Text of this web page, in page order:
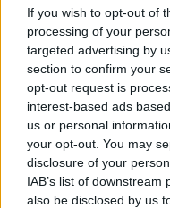
If you wish to opt-out of
processing of your
targeted advertising by
section to confirm your
opt-out request is
interest-based ads
us or personal
your opt-out. You may
disclosure of your
IAB’s list of
also be disclosed by us
További
Dunába
egyelőre
szerint pedig
nem lesz a